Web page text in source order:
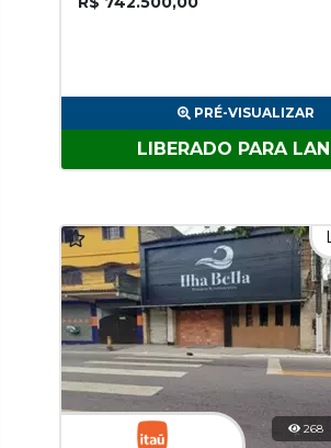
PRÉ-VISUALIZAR
LIBERADO PARA
268